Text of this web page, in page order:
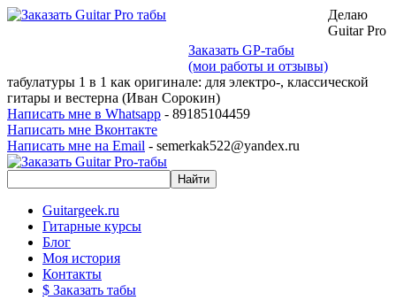
Заказать GP-табы
(мои работы и отзывы)
Делаю
Guitar Pro
табулатуры 1 в 1 как оригинале: для электро-, классической
гитары и вестерна (Иван Сорокин)
Написать мне в Whatsapp - 89185104459
Написать мне Вконтакте
Написать мне на Email - semerkak522@yandex.ru
Guitargeek.ru
Гитарные курсы
Блог
Моя история
Контакты
$ Заказать табы